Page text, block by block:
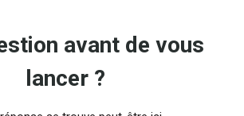
avant de vous
lancer ?